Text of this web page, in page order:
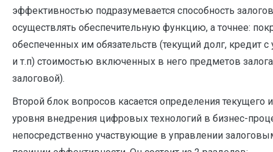
эффективностью подразумевается способность
осуществлять обеспечительную функцию, а точнее:
обеспеченных им обязательств (текущий долг, кредит
и т.п) стоимостью включенных в него предметов
залоговой).
Второй блок вопросов касается определения текущего
уровня внедрения цифровых технологий в бизнес-
непосредственно участвующие в управлении